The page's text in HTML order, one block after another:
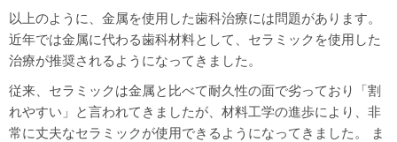
以上のように、金属を使用した歯科治療には問題があります。
近年では金属に代わる歯科材料として、セラミックを使用した
治療が推奨されるようになってきました。
従来、セラミックは金属と比べて耐久性の面で劣っており「割
れやすい」と言われてきましたが、材料工学の進歩により、非
常に丈夫なセラミックが使用できるようになってきました。 ま